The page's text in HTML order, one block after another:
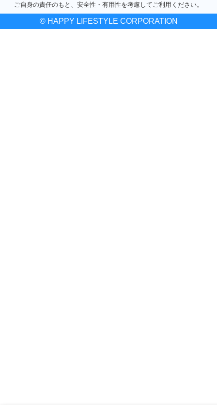
ご自身の責任のもと、安全性・有用性を考慮してご利用ください。
© HAPPY LIFESTYLE CORPORATION